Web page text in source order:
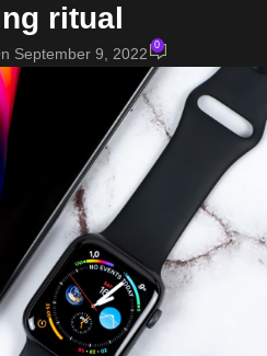
ritual
September 9, 2022 0